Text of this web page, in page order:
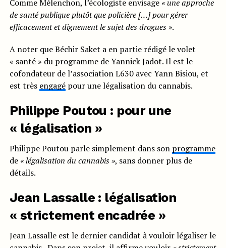
Comme Mélenchon, l’écologiste envisage«une approche
de santé publique plutôt que policière […]pour gérer
efficacement et dignement le sujet des drogues ».
A noter que Béchir Saket a en partie rédigé le volet
« santé » du programme de Yannick Jadot. Il est le
cofondateur de l’association L630 avec Yann Bisiou, et
est très engagépour une légalisation du cannabis.
Philippe Poutou : pour une
« légalisation »
Philippe Poutou parle simplement dans son programme
de « légalisation du cannabis », sans donner plus de
détails.
Jean Lassalle : légalisation
« strictement encadrée »
Jean Lassalle est le dernier candidat à vouloir légaliser le